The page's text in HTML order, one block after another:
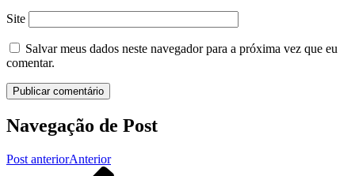
Site
Salvar meus dados neste navegador para a próxima vez que eu
comentar.
Navegação de Post
Post anteriorAnterior